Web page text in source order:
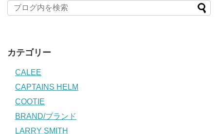
カテゴリー
CALEE
CAPTAINS HELM
COOTIE
BRAND/ブランド
LARRY SMITH